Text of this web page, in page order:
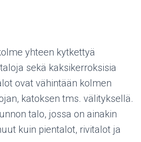
yhteen kytkettyä
sekä kaksikerroksisia
ovat vähintään kolmen
katoksen tms. välityksellä.
talo, jossa on ainakin
kuin pientalot, rivitalot ja